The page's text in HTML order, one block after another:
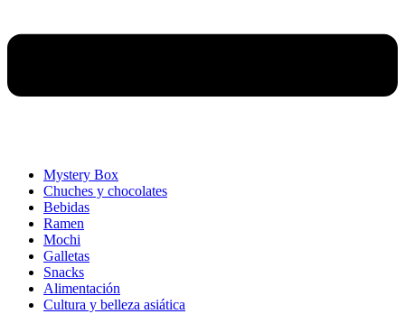
Mystery Box
Chuches y chocolates
Bebidas
Ramen
Mochi
Galletas
Snacks
Alimentación
Cultura y belleza asiática